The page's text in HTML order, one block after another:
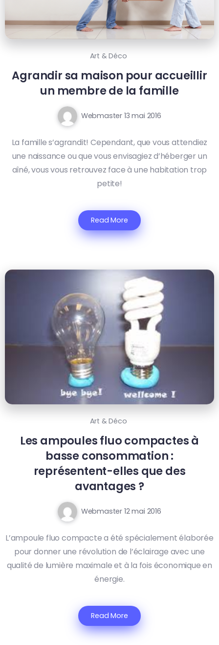
Art & Déco
Agrandir sa maison pour accueillir
un membre de la famille
Webmaster 13 mai 2016
La famille s’agrandit! Cependant, que vous attendiez
une naissance ou que vous envisagiez d’héberger un
aîné, vous vous retrouvez face à une habitation trop
petite!
Read More
Art & Déco
Les ampoules fluo compactes à
basse consommation :
représentent-elles que des
avantages ?
Webmaster 12 mai 2016
L’ampoule fluo compacte a été spécialement élaborée
pour donner une révolution de l’éclairage avec une
qualité de lumière maximale et à la fois économique en
énergie.
Read More